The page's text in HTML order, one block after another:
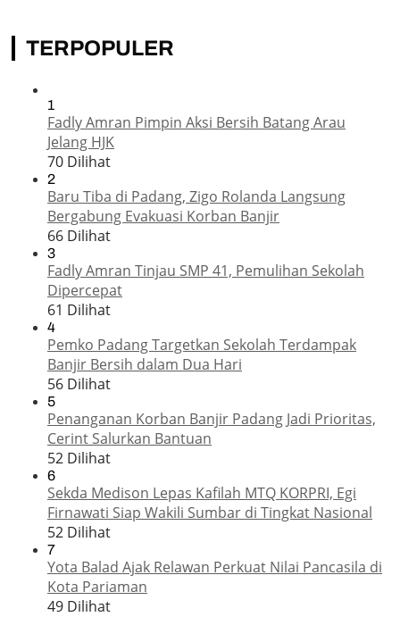
TERPOPULER
1
Fadly Amran Pimpin Aksi Bersih Batang Arau
Jelang HJK
70 Dilihat
2
Baru Tiba di Padang, Zigo Rolanda Langsung
Bergabung Evakuasi Korban Banjir
66 Dilihat
3
Fadly Amran Tinjau SMP 41, Pemulihan Sekolah
Dipercepat
61 Dilihat
4
Pemko Padang Targetkan Sekolah Terdampak
Banjir Bersih dalam Dua Hari
56 Dilihat
5
Penanganan Korban Banjir Padang Jadi Prioritas,
Cerint Salurkan Bantuan
52 Dilihat
6
Sekda Medison Lepas Kafilah MTQ KORPRI, Egi
Firnawati Siap Wakili Sumbar di Tingkat Nasional
52 Dilihat
7
Yota Balad Ajak Relawan Perkuat Nilai Pancasila di
Kota Pariaman
49 Dilihat